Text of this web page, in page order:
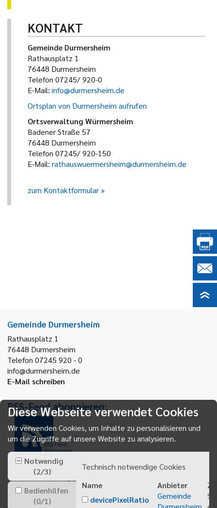
KONTAKT
Gemeinde Durmersheim
Rathausplatz 1
76448 Durmersheim
Telefon 07245/ 920-0
E-Mail: info@durmersheim.de
Ortsplan von Durmersheim aufrufen
Ortsverwaltung Würmersheim
Badener Straße 57
76448 Durmersheim
Telefon 07245/ 920-150
E-Mail: rathauswuermersheim@durmersheim.de
zum Kontaktformular
Gemeinde Durmersheim
Rathausplatz 1
76448 Durmersheim
Telefon 07245 920 - 0
info@durmersheim.de
E-Mail schreiben
RSS-Feed abonnieren:
RSS-Feed
abonnieren
Diese Webseite verwendet Cookies
Wir verwenden Cookies, um Inhalte zu personalisieren und
um die Zugriffe auf unsere Website zu analysieren.
Notwendig
(2/3)
Bedienhilfen
(0/1)
Technisch notwendige Cookies
Name
Anbieter
devicePixelRatio
Gemeinde